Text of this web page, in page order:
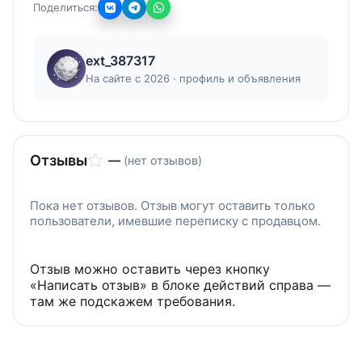
Поделиться:
ext_387317
На сайте с 2026 · профиль и объявления
Отзывы — (нет отзывов)
Пока нет отзывов. Отзыв могут оставить только
пользователи, имевшие переписку с продавцом.
Отзыв можно оставить через кнопку
«Написать отзыв» в блоке действий справа —
там же подскажем требования.